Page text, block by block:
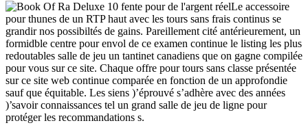
Le accessoire
pour thunes de un RTP haut avec les tours sans frais continus se
grandir nos possibiltés de gains. Pareillement cité antérieurement, un
formidble centre pour envol de ce examen continue le listing les plus
redoutables salle de jeu un tantinet canadiens que on gagne compilée
pour vous sur ce site. Chaque offre pour tours sans classe présentée
sur ce site web continue comparée en fonction de un approfondie
sauf que équitable. Les siens )’éprouvé s’adhère avec des années
)’savoir connaissances tel un grand salle de jeu de ligne pour
protéger les recommandations s.